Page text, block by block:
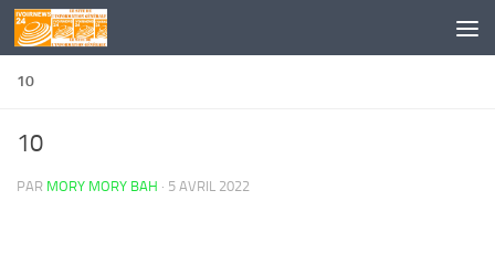
Skip to content
10
10
PAR MORY MORY BAH · 5 AVRIL 2022